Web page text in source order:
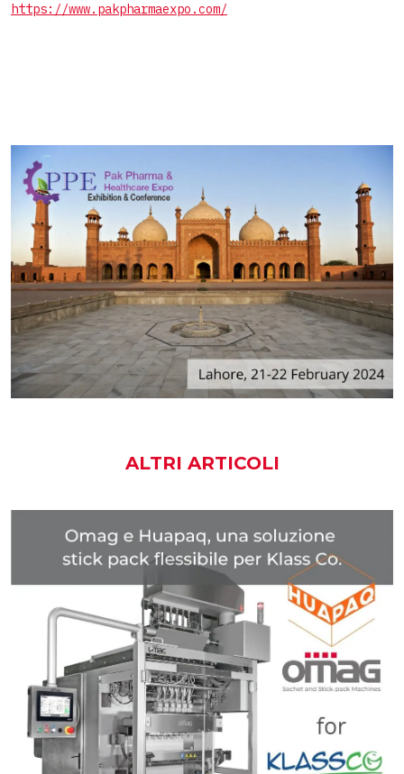
Astuccio Top-Load
https://www.pakpharmaexpo.com/
ALTRI ARTICOLI